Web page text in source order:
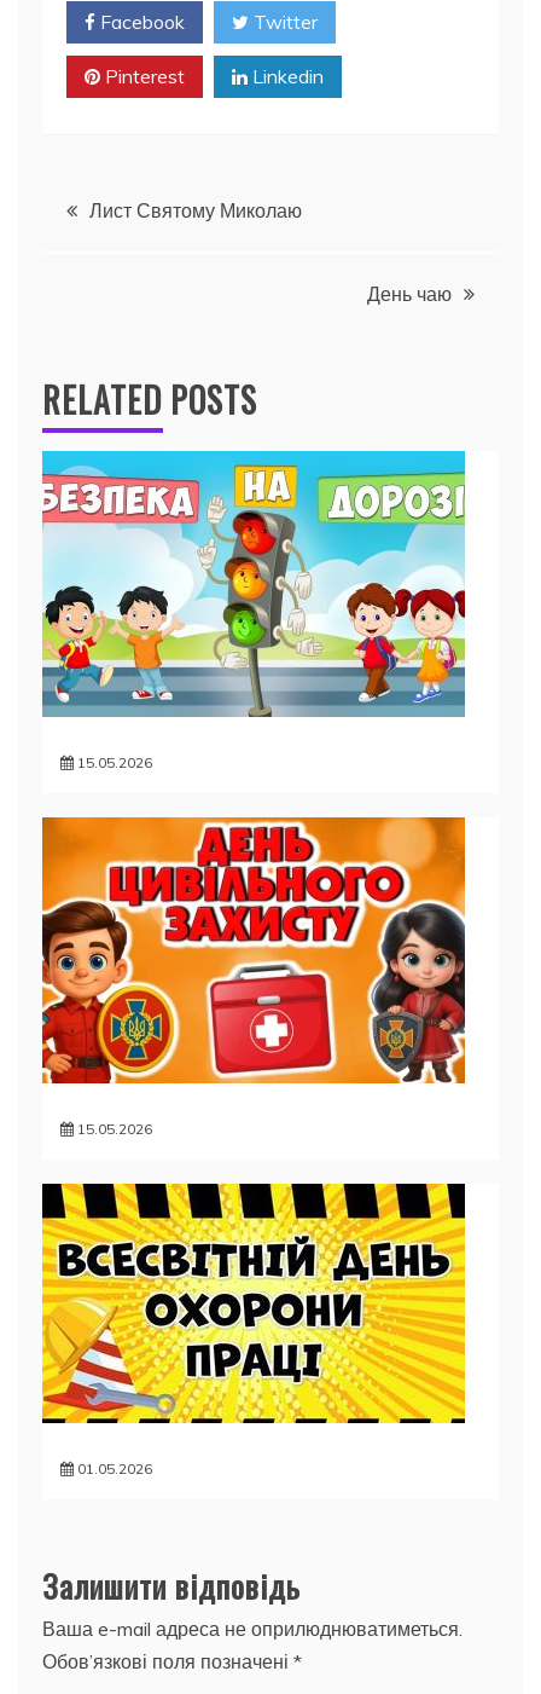
Facebook Twitter
Pinterest Linkedin
Навігація
Лист Святому Миколаю
День чаю
RELATED POSTS
15.05.2026
15.05.2026
01.05.2026
Залишити відповідь
Ваша e-mail адреса не оприлюднюватиметься.
Обов’язкові поля позначені *